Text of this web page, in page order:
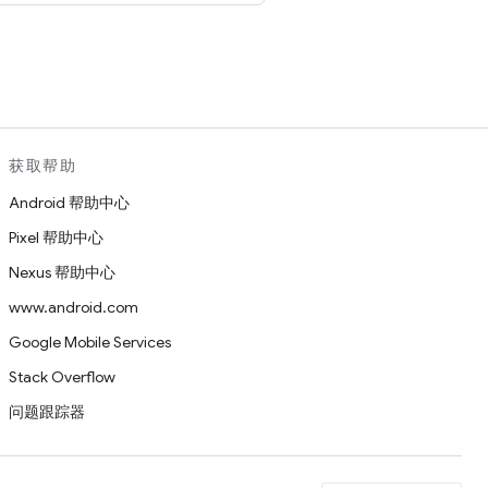
获取帮助
Android 帮助中心
Pixel 帮助中心
Nexus 帮助中心
www.android.com
Google Mobile Services
Stack Overflow
问题跟踪器